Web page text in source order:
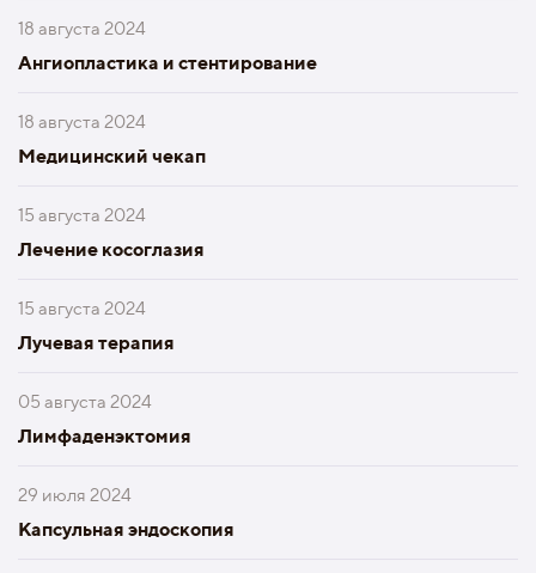
18 августа 2024
Ангиопластика и стентирование
18 августа 2024
Медицинский чекап
15 августа 2024
Лечение косоглазия
15 августа 2024
Лучевая терапия
05 августа 2024
Лимфаденэктомия
29 июля 2024
Капсульная эндоскопия